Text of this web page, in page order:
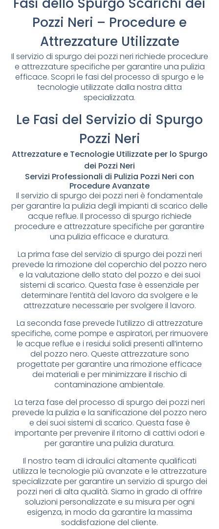
Pozzi Neri – Procedure e
Attrezzature Utilizzate
Il servizio di spurgo dei pozzi neri richiede procedure
e attrezzature specifiche per garantire una pulizia
efficace. Scopri le fasi del processo di spurgo e le
tecnologie utilizzate dalla nostra ditta
specializzata.
Le Fasi del Servizio di Spurgo
Pozzi Neri
Attrezzature e Tecnologie Utilizzate per lo Spurgo
dei Pozzi Neri
Servizi Professionali di Pulizia Pozzi Neri con
Procedure Avanzate
Il servizio di spurgo dei pozzi neri è fondamentale
per garantire la pulizia degli impianti di scarico delle
acque reflue. Il processo di spurgo richiede
procedure e attrezzature specifiche per garantire
una pulizia efficace e duratura.
La prima fase del servizio di spurgo dei pozzi neri
prevede la rimozione del coperchio del pozzo nero
e la valutazione dello stato del pozzo e dei suoi
sistemi di scarico. Questa fase è essenziale per
determinare l’entità del lavoro da svolgere e le
attrezzature necessarie per svolgere il lavoro.
La seconda fase prevede l’utilizzo di attrezzature
specifiche, come pompe e aspiratori, per rimuovere
le acque reflue e i residui solidi presenti all’interno
del pozzo nero. Queste attrezzature sono
progettate per garantire una rimozione efficace
dei materiali e per minimizzare il rischio di
contaminazione ambientale.
La terza fase del processo di spurgo dei pozzi neri
prevede la pulizia e la sanificazione del pozzo nero
e dei suoi sistemi di scarico. Questa fase è
importante per prevenire il ritorno di cattivi odori e
per garantire una pulizia duratura.
Il nostro team di idraulici altamente qualificati
utilizza le tecnologie più avanzate e le attrezzature
specializzate per garantire un servizio di spurgo dei
pozzi neri di alta qualità. Siamo in grado di offrire
soluzioni personalizzate e su misura per ogni
esigenza, in modo da garantire la massima
soddisfazione del cliente.